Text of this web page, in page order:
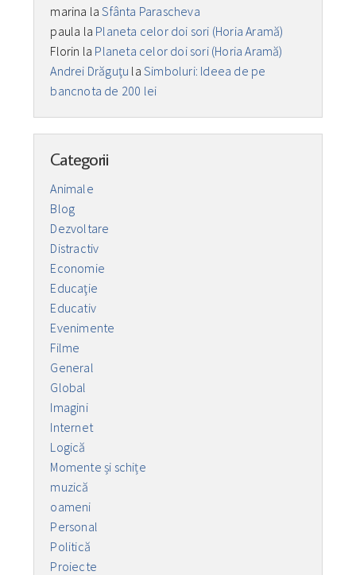
marina laSfânta Parascheva
paula la Planeta celor doi sori (Horia Aramă)
Florin la Planeta celor doi sori (Horia Aramă)
Andrei Drăguţu laSimboluri: Ideea de pe
bancnota de 200 lei
Categorii
Animale
Blog
Dezvoltare
Distractiv
Economie
Educaţie
Educativ
Evenimente
Filme
General
Global
Imagini
Internet
Logică
Momente și schițe
muzică
oameni
Personal
Politică
Proiecte